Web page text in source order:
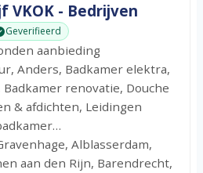
VKOK - Bedrijven
Geverifieerd
aanbieding
Anders, Badkamer elektra,
renovatie, Douche
& afdichten, Leidingen
Alblasserdam,
aan den Rijn, Barendrecht,